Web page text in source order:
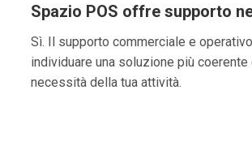
Spazio POS offre supporto
Sì. Il supporto commerciale e
individuare una soluzione più coerente
necessità della tua attività.